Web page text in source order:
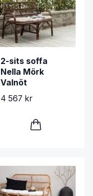
2-sits soffa
Nella Mörk
Valnöt
4 567 kr